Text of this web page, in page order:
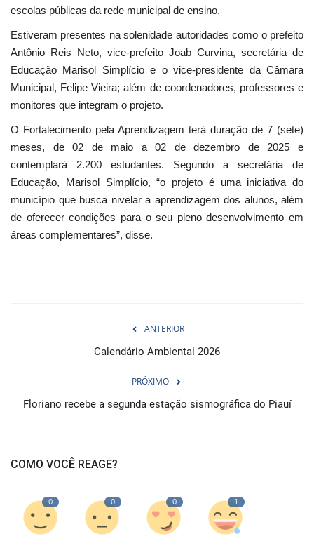
escolas públicas da rede municipal de ensino.
Estiveram presentes na solenidade autoridades como o prefeito
Antônio Reis Neto, vice-prefeito Joab Curvina, secretária de
Educação Marisol Simplício e o vice-presidente da Câmara
Municipal, Felipe Vieira; além de coordenadores, professores e
monitores que integram o projeto.
O Fortalecimento pela Aprendizagem terá duração de 7 (sete)
meses, de 02 de maio a 02 de dezembro de 2025 e
contemplará 2.200 estudantes. Segundo a secretária de
Educação, Marisol Simplício, “o projeto é uma iniciativa do
município que busca nivelar a aprendizagem dos alunos, além
de oferecer condições para o seu pleno desenvolvimento em
áreas complementares”, disse.
ANTERIOR
Calendário Ambiental 2026
PRÓXIMO
Floriano recebe a segunda estação sismográfica do Piauí
COMO VOCÊ REAGE?
0 0 0 1